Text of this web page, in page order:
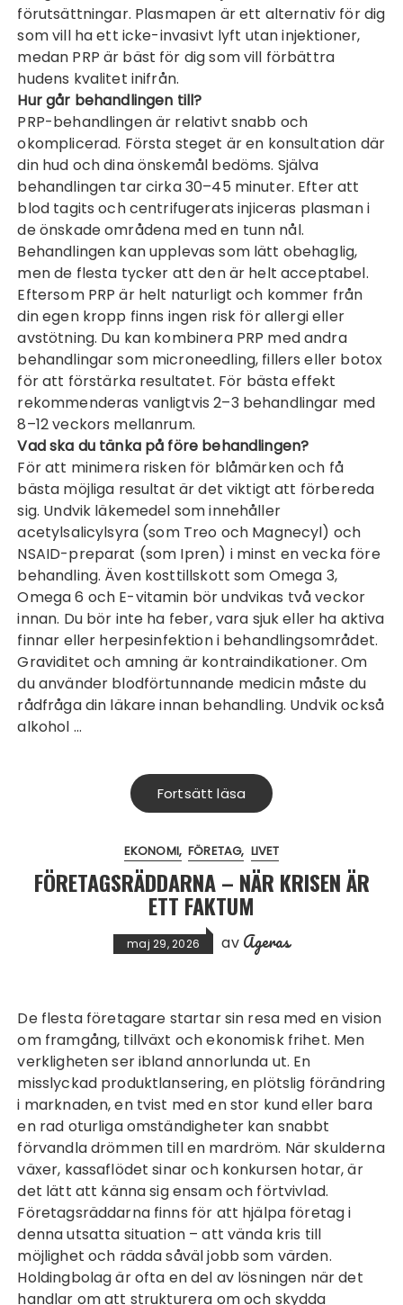
förutsättningar. Plasmapen är ett alternativ för dig
som vill ha ett icke-invasivt lyft utan injektioner,
medan PRP är bäst för dig som vill förbättra
hudens kvalitet inifrån.
Hur går behandlingen till?
PRP-behandlingen är relativt snabb och
okomplicerad. Första steget är en konsultation där
din hud och dina önskemål bedöms. Själva
behandlingen tar cirka 30–45 minuter. Efter att
blod tagits och centrifugerats injiceras plasman i
de önskade områdena med en tunn nål.
Behandlingen kan upplevas som lätt obehaglig,
men de flesta tycker att den är helt acceptabel.
Eftersom PRP är helt naturligt och kommer från
din egen kropp finns ingen risk för allergi eller
avstötning. Du kan kombinera PRP med andra
behandlingar som microneedling, fillers eller botox
för att förstärka resultatet. För bästa effekt
rekommenderas vanligtvis 2–3 behandlingar med
8–12 veckors mellanrum.
Vad ska du tänka på före behandlingen?
För att minimera risken för blåmärken och få
bästa möjliga resultat är det viktigt att förbereda
sig. Undvik läkemedel som innehåller
acetylsalicylsyra (som Treo och Magnecyl) och
NSAID-preparat (som Ipren) i minst en vecka före
behandling. Även kosttillskott som Omega 3,
Omega 6 och E-vitamin bör undvikas två veckor
innan. Du bör inte ha feber, vara sjuk eller ha aktiva
finnar eller herpesinfektion i behandlingsområdet.
Graviditet och amning är kontraindikationer. Om
du använder blodförtunnande medicin måste du
rådfråga din läkare innan behandling. Undvik också
alkohol …
Fortsätt läsa
EKONOMI FÖRETAG LIVET
FÖRETAGSRÄDDARNA – NÄR KRISEN ÄR
ETT FAKTUM
maj 29, 2026 av Ageras
De flesta företagare startar sin resa med en vision
om framgång, tillväxt och ekonomisk frihet. Men
verkligheten ser ibland annorlunda ut. En
misslyckad produktlansering, en plötslig förändring
i marknaden, en tvist med en stor kund eller bara
en rad oturliga omständigheter kan snabbt
förvandla drömmen till en mardröm. När skulderna
växer, kassaflödet sinar och konkursen hotar, är
det lätt att känna sig ensam och förtvivlad.
Företagsräddarnafinns för att hjälpa företag i
denna utsatta situation – att vända kris till
möjlighet och rädda såväl jobb som värden.
Holdingbolagär ofta en del av lösningen när det
handlar om att strukturera om och skydda